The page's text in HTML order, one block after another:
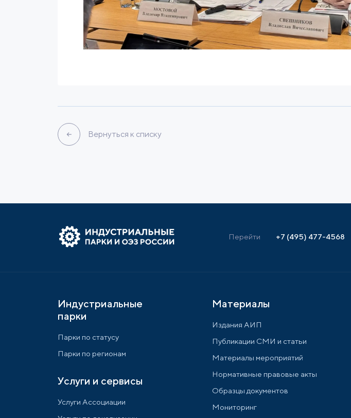
Вернуться к списку
Перейти +7 (495) 477-4568
Индустриальные
парки
Парки по статусу
Парки по регионам
Услуги и сервисы
Услуги Ассоциации
Материалы
Издания АИП
Публикации СМИ и статьи
Материалы мероприятий
Нормативные правовые акты
Образцы документов
Мониторинг